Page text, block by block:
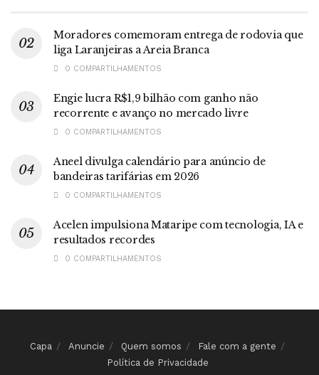
Moradores comemoram entrega de rodovia que
liga Laranjeiras a Areia Branca
0 COMPARTILHAMENTOS
Engie lucra R$1,9 bilhão com ganho não
recorrente e avanço no mercado livre
0 COMPARTILHAMENTOS
Aneel divulga calendário para anúncio de
bandeiras tarifárias em 2026
0 COMPARTILHAMENTOS
Acelen impulsiona Mataripe com tecnologia, IA e
resultados recordes
0 COMPARTILHAMENTOS
Capa Anuncie Quem somos
Fale com a gente
Política de Privacidade